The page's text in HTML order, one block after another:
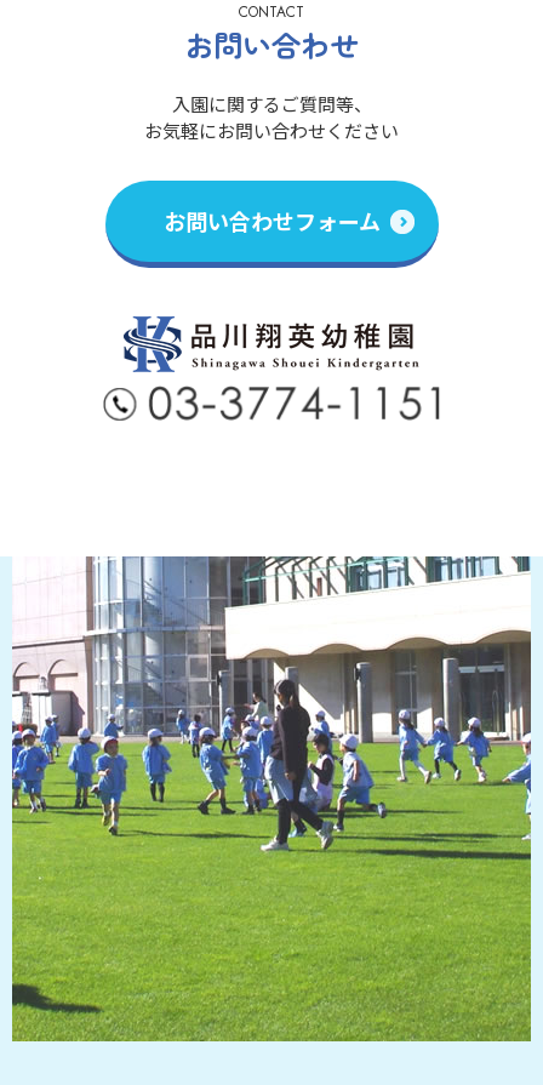
CONTACT
お問い合わせ
入園に関するご質問等、
お気軽にお問い合わせください
お問い合わせフォーム